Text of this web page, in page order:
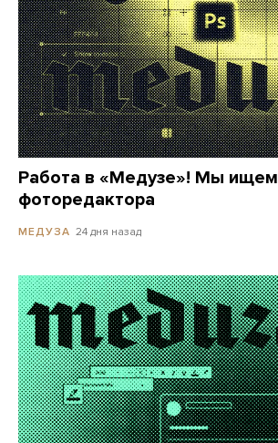
Работа в «Медузе»! Мы ищем
фоторедактора
МЕДУЗА 24 дня назад